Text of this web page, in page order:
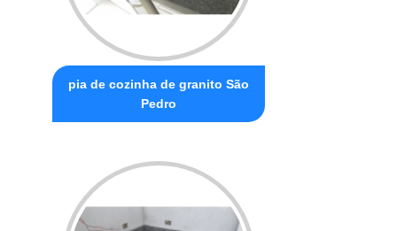
pia de cozinha de granito São
Pedro